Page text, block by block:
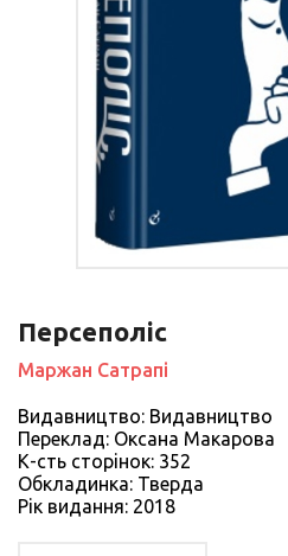
Персеполіс
Маржан Сатрапі
Видавництво: Видавництво
Переклад: Оксана Макарова
К-сть сторiнок: 352
Обкладинка: Тверда
Рiк видання: 2018